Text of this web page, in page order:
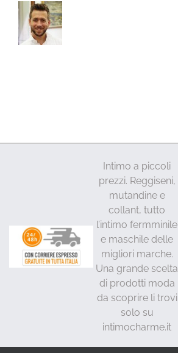
Intimo a piccoli
prezzi. Reggiseni,
mutandine e
collant, tutto
l’intimo fermminile
e maschile delle
migliori marche.
Una grande scelta
di prodotti moda
da scoprire li trovi
solo su
intimocharme.it